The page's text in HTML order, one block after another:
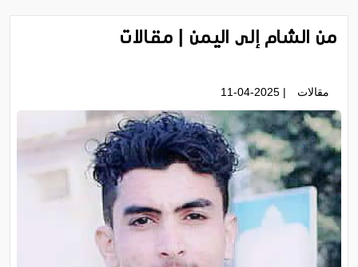
من الشام إلى اليمن | مقالات
مقالات | 11-04-2025